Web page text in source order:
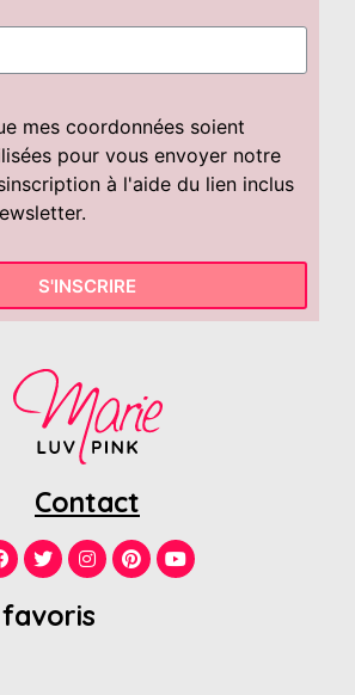
mes coordonnées soient
pour vous envoyer notre
à l'aide du lien inclus
S'INSCRIRE
Contact
favoris